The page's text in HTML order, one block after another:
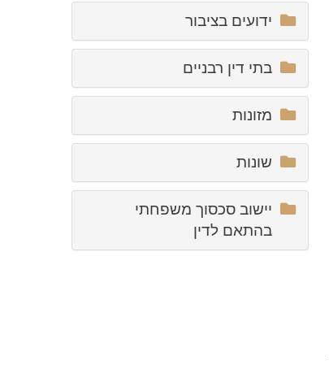
ידועים בציבור
בתי דין רבניים
מזונות
שונות
יישוב סכסוך משפחתי
בהתאם לדין